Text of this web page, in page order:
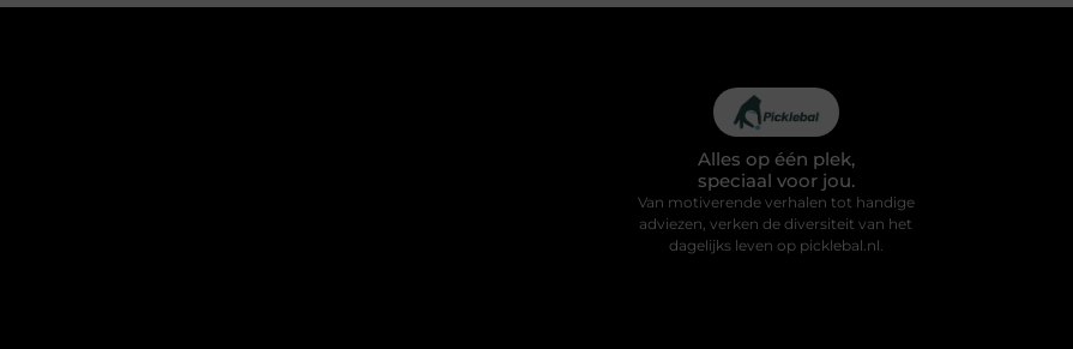
Alles op één plek,
speciaal voor jou.
Van motiverende verhalen tot handige
adviezen, verken de diversiteit van het
dagelijks leven op picklebal.nl.